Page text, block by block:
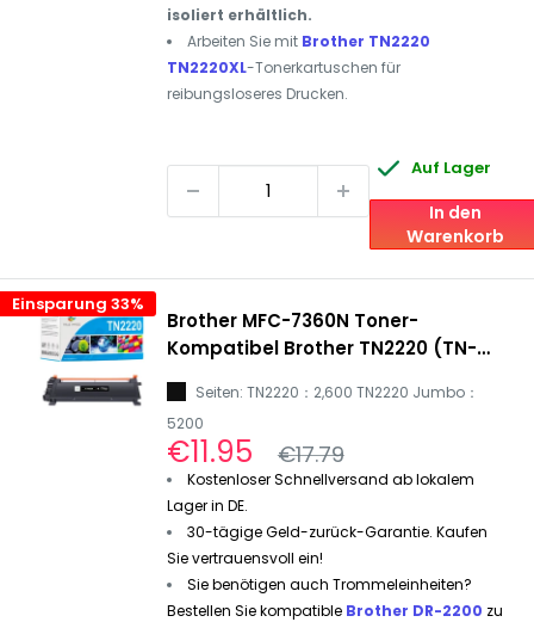
isoliert erhältlich.
Arbeiten Sie mit Brother TN2220
TN2220XL-Tonerkartuschen für
reibungsloseres Drucken.
Auf Lager
In den
Warenkorb
Einsparung 33%
Brother MFC-7360N Toner-
Kompatibel Brother TN2220 (TN-
Seiten: TN2220：2,600 TN2220 Jumbo：
5200
Sonderpreis
€11.95 Normalpreis
€17.79
Kostenloser Schnellversand ab lokalem
Lager in DE.
30-tägige Geld-zurück-Garantie. Kaufen
Sie vertrauensvoll ein!
Sie benötigen auch Trommeleinheiten?
Bestellen Sie kompatible Brother DR-2200 zu